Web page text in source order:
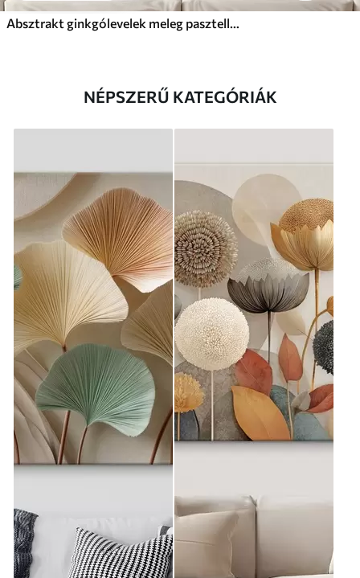
Absztrakt ginkgólevelek meleg pasztell színekben
NÉPSZERŰ KATEGÓRIÁK